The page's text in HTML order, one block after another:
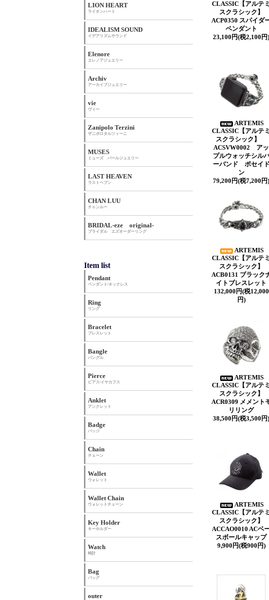
CLASSIC【アルテミ
スクラシック】
ACP0350 スパイダ
ペンダント
23,100円(税2,100円)
ARTEMIS
CLASSIC【アルテミ
スクラシック】
ACSVW0002 アッ
プルウォッチシル
ーバンド ポセイド
ン
79,200円(税7,200円)
ARTEMIS
CLASSIC【アルテミ
スクラシック】
ACB0131 ブラック
イトブレスレット
132,000円(税12,000
円)
ARTEMIS
CLASSIC【アルテミ
スクラシック】
ACR0309 メメント
リリング
38,500円(税3,500円)
ARTEMIS
CLASSIC【アルテミ
スクラシック】
ACCAO0010 ACベ
スボールキャップ
9,900円(税900円)
LION HEART
ライオンハート
IDEALISM SOUND
イデアリズムサウンド
Elenore
エレノアジュエリー
Archiv
アーカイブジュエリー
vie
ヴィー
Zanipolo Terzini
ザニポロタルツィーニ
MUSES
ミューズ パールジュエリー
LAST HEAVEN
ラストヘブン
CHAN LUU
チャンルー
BRIDAL-eze original-
ブライダル エズオーダーリング
Item list
Pendant
ペンダント/ネックレス
Ring
リング
Bracelet
ブレスレット
Bangle
バングル
Pierce
ピアス/イヤカフス
Anklet
アンクレット
Badge
バッジ
Chain
チェーン
Wallet
ウォレット
Wallet Chain
ウォレットチェーン
Key Holder
キーホルダー
Watch
時計
Bag
バッグ
outer